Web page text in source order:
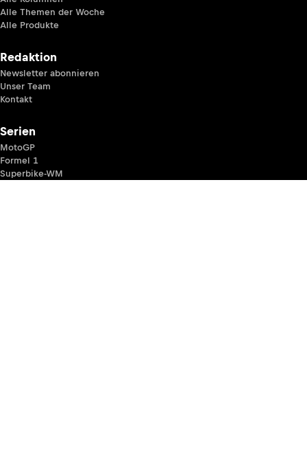
Alle Themen der Woche
Alle Produkte
Redaktion
Newsletter abonnieren
Unser Team
Kontakt
Serien
MotoGP
Formel 1
Superbike-WM